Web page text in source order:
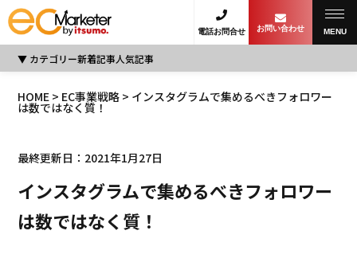
電話お問合せ お問い合わせ MENU
カテゴリー新着記事人気記事
HOME > EC事業戦略 > インスタグラムで集めるべきフォロワー
は数ではなく質！
最終更新日：2021年1月27日
インスタグラムで集めるべきフォロワー
は数ではなく質！